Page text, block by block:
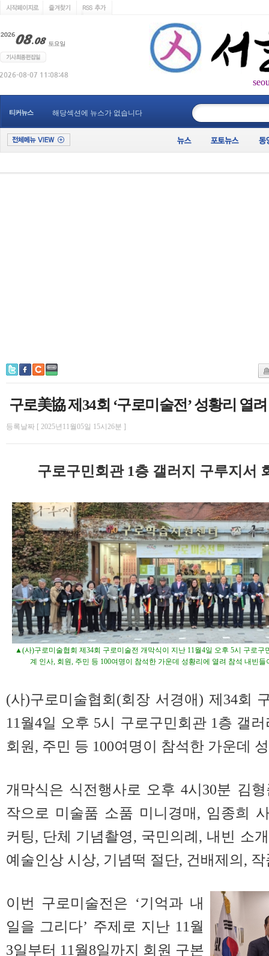
티커뉴스 해당섹션에 뉴스가 없습니다
구로美協 제34회 ‘구로미술전’ 성황리 열려
등록날짜 [ 2025년11월05일 15시26분 ]
구로구민회관 1층 갤러지 구루지서
▲(사)구로미술협회 제34회 구로미술전 개막식이 지난 11월4일 오후 5시 구로구
계 인사, 회원, 주민 등 100여명이 참석한 가운데 성황리에 열려 참석 내빈
(사)구로미술협회(회장 서경애) 제34회
11월4일 오후 5시 구로구민회관 1층 갤
회원, 주민 등 100여명이 참석한 가운데
개막식은 식전행사로 오후 4시30분 김
작으로 미술품 소품 미니경매, 임종희
커팅, 단체 기념촬영, 국민의례, 내빈 소
예술인상 시상, 기념떡 절단, 건배제의,
이번 구로미술전은 ‘기억과 내
일을 그리다’ 주제로 지난 11월
3일부터 11월8일까지 회원 구본